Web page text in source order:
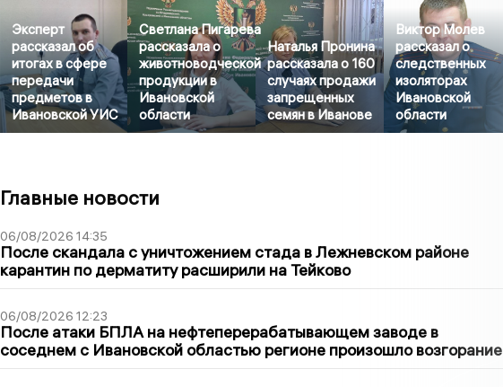
Эксперт
рассказал об
итогах в сфере
передачи
предметов в
Ивановской УИС
Светлана Пигарева
рассказала о
животноводческой
продукции в
Ивановской
области
Наталья Пронина
рассказала о 160
случаях продажи
запрещенных
семян в Иванове
Виктор Молев
рассказал о
следственных
изоляторах
Ивановской
области
Главные новости
06/08/2026 14:35
После скандала с уничтожением стада в Лежневском районе
карантин по дерматиту расширили на Тейково
06/08/2026 12:23
После атаки БПЛА на нефтеперерабатывающем заводе в
соседнем с Ивановской областью регионе произошло возгорание